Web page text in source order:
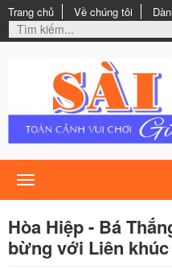
Trang chủ Về chúng tôi
Toggle
navigation
Hòa Hiệp - Bá
bừng với Liên khúc